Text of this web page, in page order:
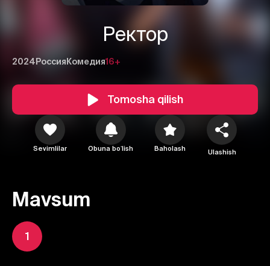
Ректор
2024 Россия Комедия16+
Tomosha qilish
Sevimlilar Obuna boʻlish Baholash Ulashish
Mavsum
1